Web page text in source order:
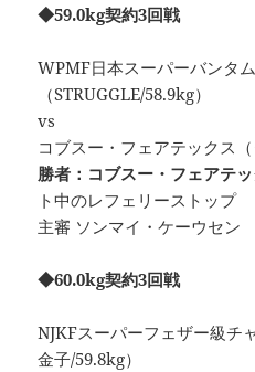
◆59.0kg契約3回戦
WPMF日本スーパーバンタ
（STRUGGLE/58.9kg）
vs
コブスー・フェアテックス（
勝者：コブスー・フェアテ
ト中のレフェリーストップ
主審 ソンマイ・ケーウセン
◆60.0kg契約3回戦
NJKFスーパーフェザー級チ
金子/59.8kg）